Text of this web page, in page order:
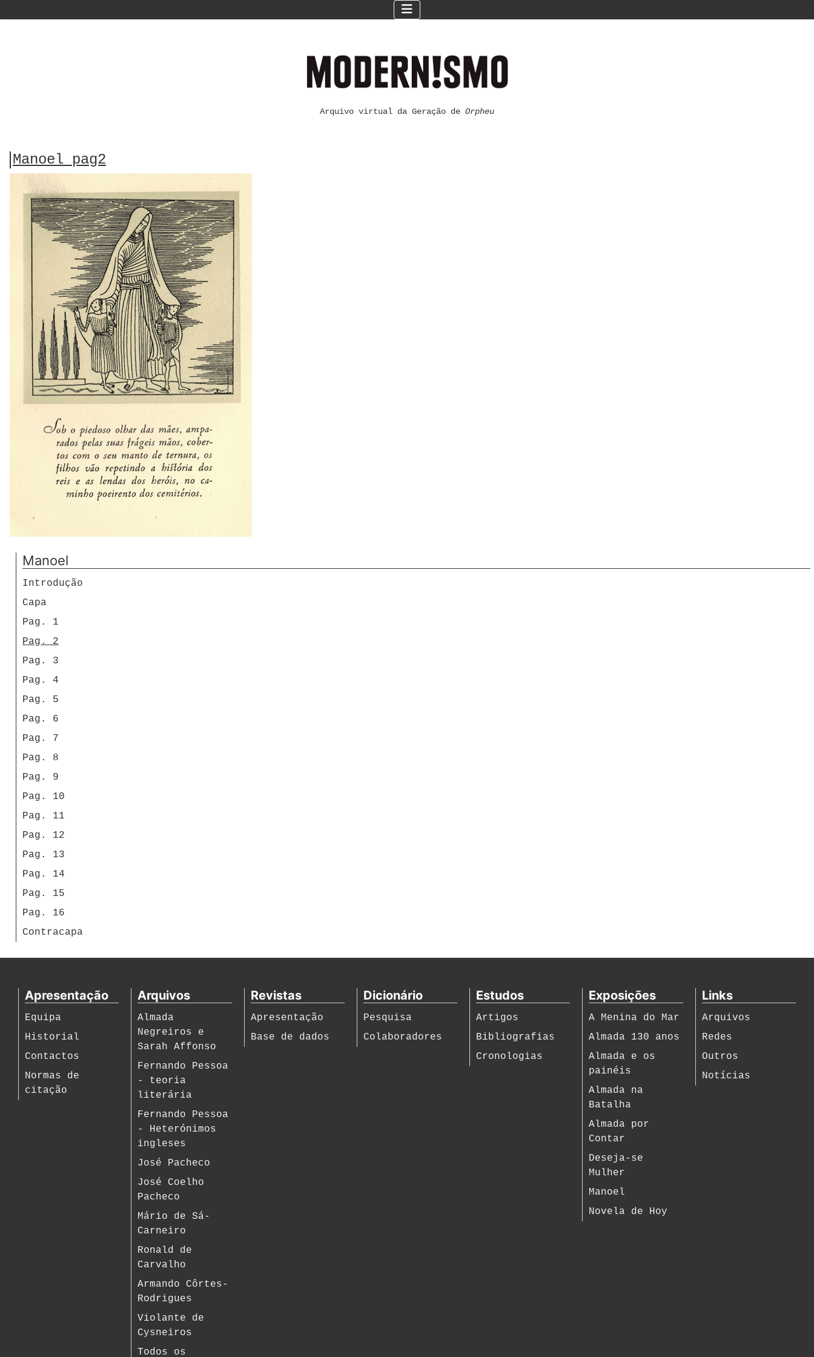
Arquivo virtual da Geração de Orpheu
Manoel pag2
Manoel
Introdução
Capa
Pag. 1
Pag. 2
Pag. 3
Pag. 4
Pag. 5
Pag. 6
Pag. 7
Pag. 8
Pag. 9
Pag. 10
Pag. 11
Pag. 12
Pag. 13
Pag. 14
Pag. 15
Pag. 16
Contracapa
Apresentação
Equipa
Historial
Contactos
Normas de
citação
Arquivos
Almada
Negreiros e
Sarah Affonso
Fernando Pessoa
- teoria
literária
Fernando Pessoa
- Heterónimos
ingleses
José Pacheco
José Coelho
Pacheco
Mário de Sá-
Carneiro
Ronald de
Carvalho
Armando Côrtes-
Rodrigues
Violante de
Cysneiros
Todos os
Revistas
Apresentação
Base de dados
Dicionário
Pesquisa
Colaboradores
Estudos
Artigos
Bibliografias
Cronologias
Exposições
A Menina do Mar
Almada 130 anos
Almada e os
painéis
Almada na
Batalha
Almada por
Contar
Deseja-se
Mulher
Manoel
Novela de Hoy
Links
Arquivos
Redes
Outros
Notícias